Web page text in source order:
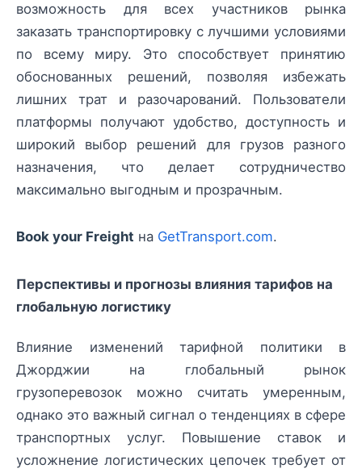
возможность для всех участников рынка
заказать транспортировку с лучшими условиями
по всему миру. Это способствует принятию
обоснованных решений, позволяя избежать
лишних трат и разочарований. Пользователи
платформы получают удобство, доступность и
широкий выбор решений для грузов разного
назначения, что делает сотрудничество
максимально выгодным и прозрачным.
Book your Freight на GetTransport.com.
Перспективы и прогнозы влияния тарифов на
глобальную логистику
Влияние изменений тарифной политики в
Джорджии на глобальный рынок
грузоперевозок можно считать умеренным,
однако это важный сигнал о тенденциях в сфере
транспортных услуг. Повышение ставок и
усложнение логистических цепочек требует от